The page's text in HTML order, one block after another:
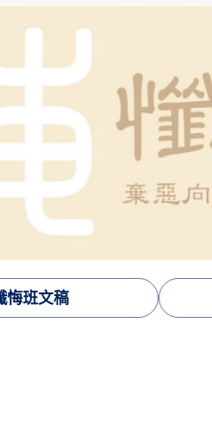
悔班文稿